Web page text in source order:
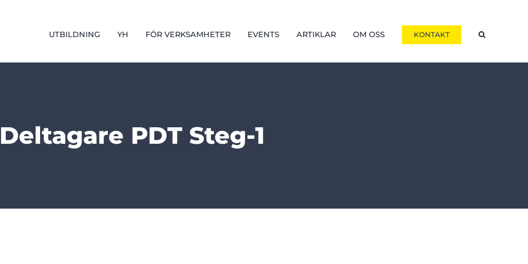
UTBILDNING YH FÖR VERKSAMHETER EVENTS ARTIKLAR OM OSS KONTAKT
Deltagare PDT Steg-1